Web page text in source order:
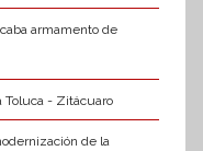
armamento de
Toluca - Zitácuaro
de la